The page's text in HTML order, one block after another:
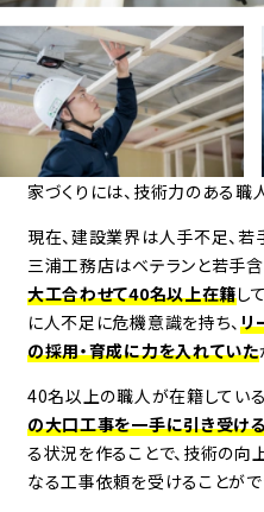
家づくりには、技術力のある職
現在、建設業界は人手不足、若
三浦工務店はベテランと若手
大工合わせて40名以上在籍し
に人不足に危機意識を持ち、リ
の採用・育成に力を入れていた
40名以上の職人が在籍している
の大口工事を一手に引き受け
る状況を作ることで、技術の向
なる工事依頼を受けることがで